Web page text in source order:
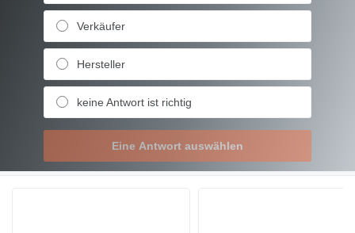
Verkäufer
Hersteller
keine Antwort ist richtig
Eine Antwort auswählen